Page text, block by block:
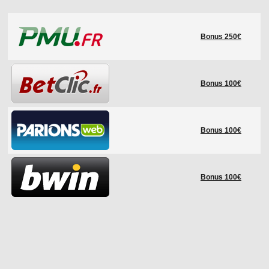
LES STADES
HISTORIQUE
COUPE DES CONFÉDÉRATIONS
Bonus 250€
Bonus 100€
Bonus 100€
Bonus 100€